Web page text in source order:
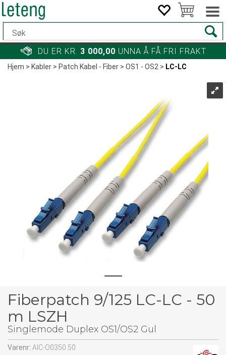
DU ER KR. 3 000,00 UNNA Å FÅ FRI FRAKT
Hjem>Kabler>Patch Kabel - Fiber>OS1 - OS2> LC-LC
Fiberpatch 9/125 LC-LC - 50
m LSZH
Singlemode Duplex OS1/OS2 Gul
Varenr: AIC-O0350.50